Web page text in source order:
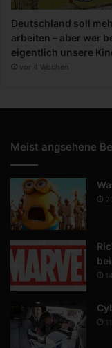
Deutschland soll
arbeiten – aber wer
eigentlich unsere
vor 4 Wochen
Meist angsehene